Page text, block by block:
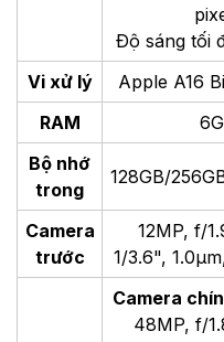
Độ sáng tối
Vi xử lý Apple A16
RAM
Bộ nhớ
trong
128GB/
Camera
trước
12MP, f/
1/3.6",
Camera
48MP, f/